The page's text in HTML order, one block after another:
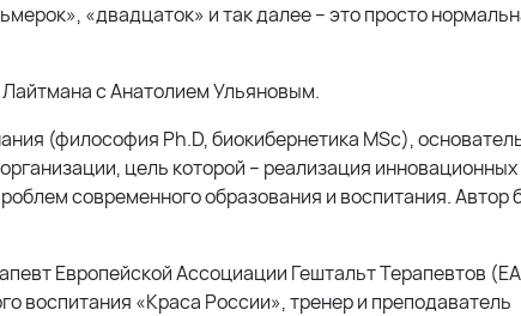
«двадцаток» и так далее – это просто
с Анатолием Ульяновым.
(философия Ph.D, биокибернетика MSc),
цель которой – реализация
современного образования и воспитания. Автор
Европейской Ассоциации Гештальт Терапевтов
воспитания «Краса России», тренер и преподаватель